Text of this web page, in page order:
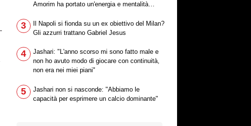
Amorim ha portato un'energia e mentalità
3
Il Napoli si fionda su un ex obiettivo del Milan?
Gli azzurri trattano Gabriel Jesus
4
Jashari: "L'anno scorso mi sono fatto male e
non ho avuto modo di giocare con continuità,
non era nei miei piani"
5
Jashari non si nasconde: "Abbiamo le
capacità per esprimere un calcio dominante"